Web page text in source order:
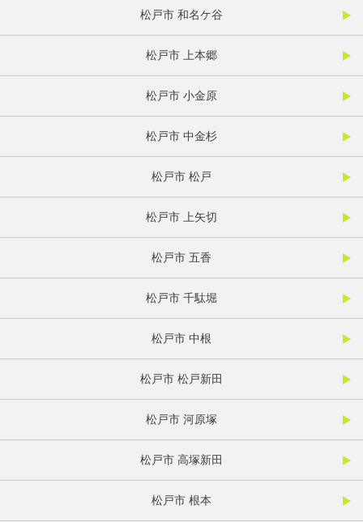
松戸市 和名ケ谷
松戸市 上本郷
松戸市 小金原
松戸市 中金杉
松戸市 松戸
松戸市 上矢切
松戸市 五香
松戸市 千駄堀
松戸市 中根
松戸市 松戸新田
松戸市 河原塚
松戸市 高塚新田
松戸市 根本